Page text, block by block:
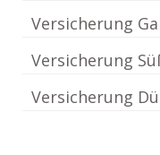
Versicherung
Versicherung
Versicherung